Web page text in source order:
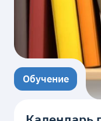
Обучение